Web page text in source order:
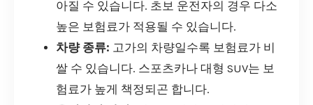
아질 수 있습니다. 초보 운전자의 경우 다소
높은 보험료가 적용될 수 있습니다.
차량 종류: 고가의 차량일수록 보험료가 비
쌀 수 있습니다. 스포츠카나 대형 SUV는 보
험료가 높게 책정되곤 합니다.